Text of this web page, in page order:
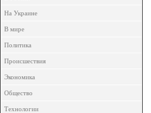
На Украине
В мире
Политика
Происшествия
Экономика
Общество
Технологии